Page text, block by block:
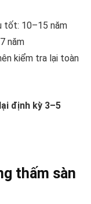
tốt: 10–15 năm
năm
kiểm tra lại toàn
định kỳ 3–5
thấm sàn